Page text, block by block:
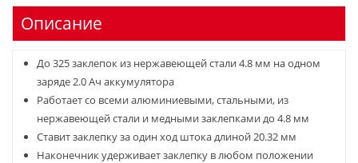
Описание
До 325 заклепок из нержавеющей стали 4.8 мм на одном
заряде 2.0 Ач аккумулятора
Работает со всеми алюминиевыми, стальными, из
нержавеющей стали и медными заклепками до 4.8 мм
Ставит заклепку за один ход штока длиной 20.32 мм
Наконечник удерживает заклепку в любом положении